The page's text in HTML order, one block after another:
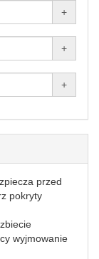
+
+
+
przed
pokryty
wyjmowanie